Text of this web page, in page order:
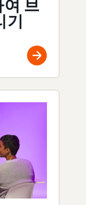
브